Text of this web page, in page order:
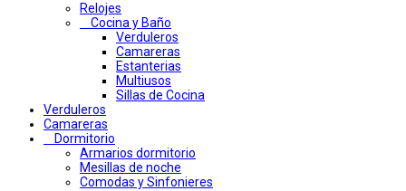
Relojes
Cocina y Baño
Verduleros
Camareras
Estanterias
Multiusos
Sillas de Cocina
Verduleros
Camareras
Dormitorio
Armarios dormitorio
Mesillas de noche
Comodas y Sinfonieres